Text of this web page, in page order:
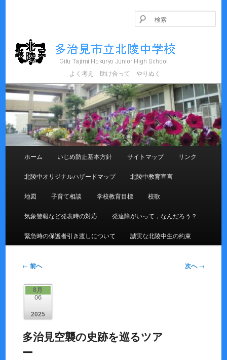
へ
移
動
多治見市立北陵中学校
よく考え 助け合って やりぬく
ホーム いじめ防止基本方針 サイトマップ リンク
北陵中オリジナルハザードマップ 北陵中教育宣言
地図 子育て相談 学校教育目標 校歌
気象警報など発表時の対応 発達障がいって，なんだろう？
緊急時の保護者引き渡しについて 誠実な北陵中生の約束
投
ナ
ビ
ー
ョ
ン
← 前へ 次へ→
8月
06
2025
多治見空襲の史跡を巡るツア
ー